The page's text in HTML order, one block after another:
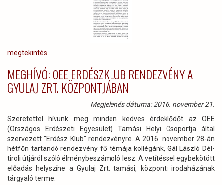
megtekintés
MEGHÍVÓ: OEE ERDÉSZKLUB RENDEZVÉNY A
GYULAJ ZRT. KÖZPONTJÁBAN
Megjelenés dátuma: 2016. november 21.
Szeretettel hívunk meg minden kedves érdeklődőt az OEE
(Országos Erdészeti Egyesület) Tamási Helyi Csoportja által
szervezett "Erdész Klub" rendezvényre. A 2016. november 28-án
hétfőn tartandó rendezvény fő témája kollégánk, Gál László Dél-
tiroli útjáról szóló élménybeszámoló lesz. A vetítéssel egybekötött
előadás helyszíne a Gyulaj Zrt. tamási, központi irodaházának
tárgyaló terme.